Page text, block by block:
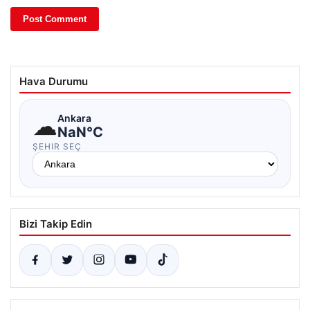
Hava Durumu
☁Ankara
NaN°C
ŞEHIR SEÇ
Bizi Takip Edin